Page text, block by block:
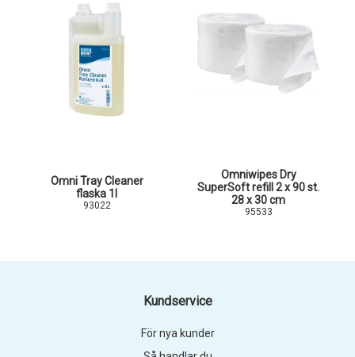
Omni Tray Cleaner
flaska 1l
93022
Omniwipes Dry
SuperSoft refill 2 x 90 st.
28 x 30 cm
95533
Kundservice
För nya kunder